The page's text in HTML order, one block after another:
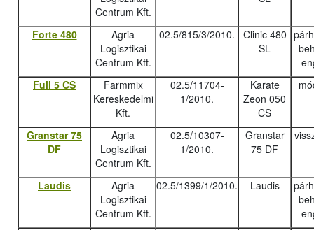
Centrum Kft.
Forte 480
Agria
Logisztikai
Centrum Kft.
02.5/815/3/2010.
Clinic 480
SL
Full 5 CS
Farmmix
Kereskedelmi
Kft.
02.5/11704-
1/2010.
Karate
Zeon 050
CS
Granstar 75
DF
Agria
Logisztikai
Centrum Kft.
02.5/10307-
1/2010.
Granstar
75 DF
Laudis
Agria
Logisztikai
Centrum Kft.
02.5/1399/1/2010. Laudis